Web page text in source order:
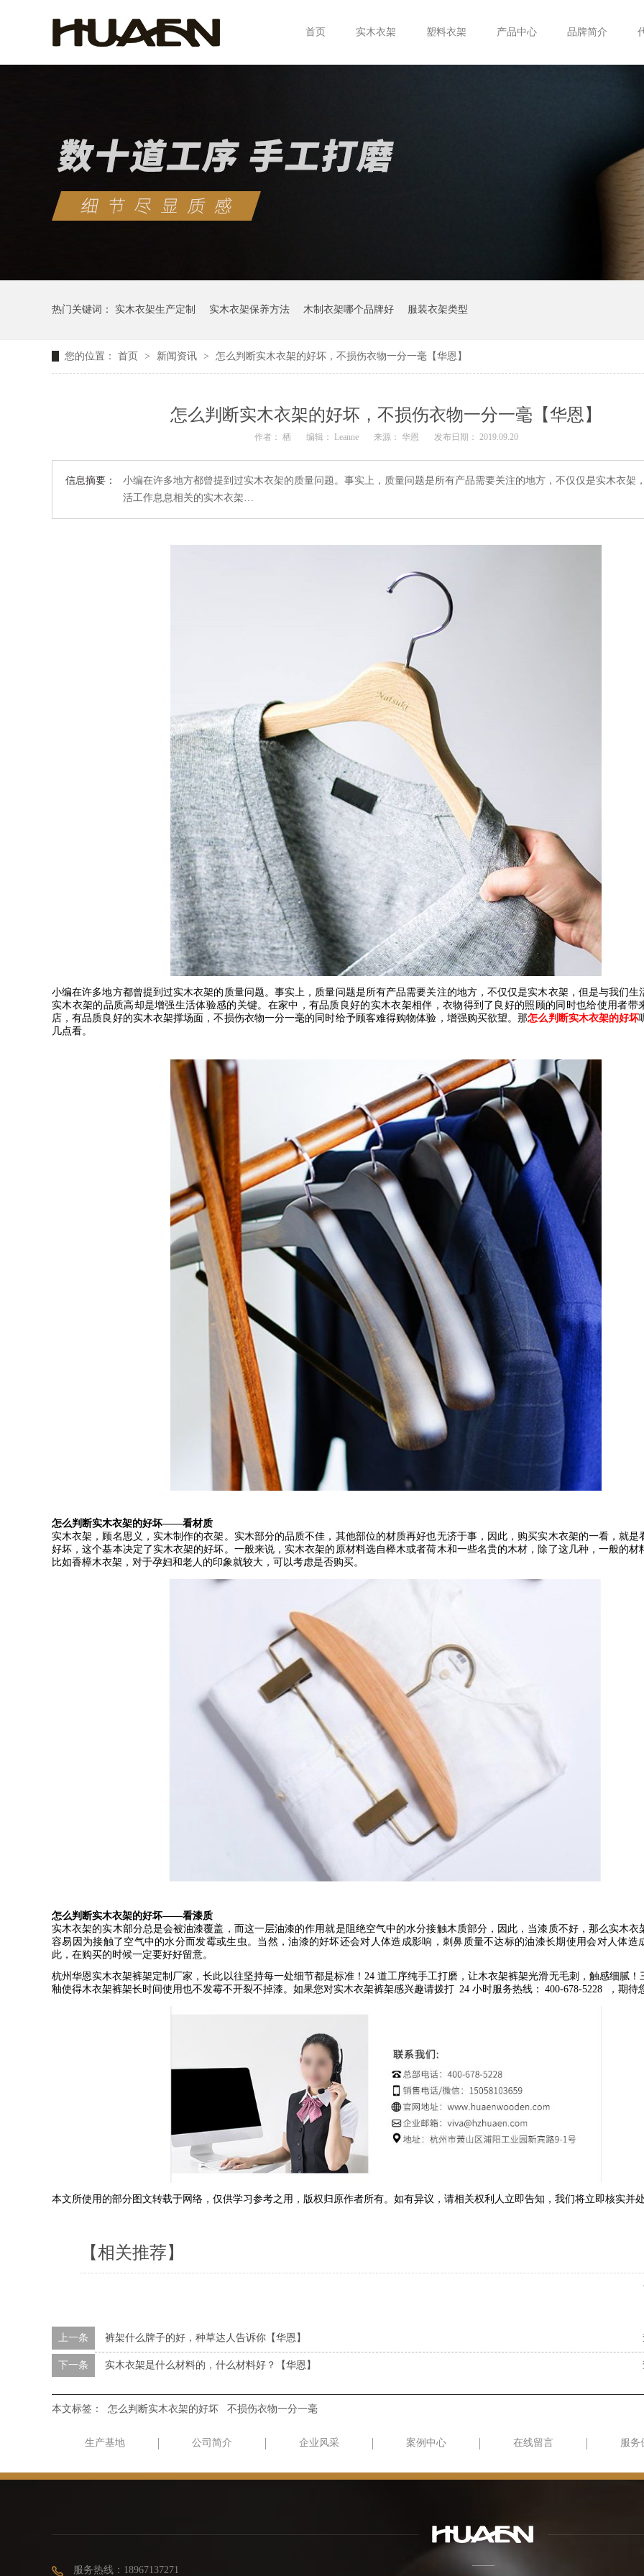
首页 实木衣架 塑料衣架 产品中心 品牌简介
热门关键词： 实木衣架生产定制 实木衣架保养方法 木制衣架哪个品牌好 服装衣架类型
您的位置： 首页 > 新闻资讯 > 怎么判断实木衣架的好坏，不损伤衣物一分一毫【华恩】
怎么判断实木衣架的好坏，不损伤衣物一分一毫【华恩】
作者： 栖 编辑： Leanne 来源： 华恩 发布日期： 2019.09.20
信息摘要：
小编在许多地方都曾提到过实木衣架的质量问题。事实上，质量问题是所有产品需要关注的地方，不仅仅是实木衣架
活工作息息相关的实木衣架…
小编在许多地方都曾提到过实木衣架的质量问题。事实上，质量问题是所有产品需要关注的地方，不仅仅是实木衣架，但是与我们生
实木衣架的品质高却是增强生活体验感的关键。在家中，有品质良好的实木衣架相伴，衣物得到了良好的照顾的同时也给使用者带
店，有品质良好的实木衣架撑场面，不损伤衣物一分一毫的同时给予顾客难得购物体验，增强购买欲望。那怎么判断实木衣架的好坏
几点看。
怎么判断实木衣架的好坏——看材质
实木衣架，顾名思义，实木制作的衣架。实木部分的品质不佳，其他部位的材质再好也无济于事，因此，购买实木衣架的一看，就是
好坏，这个基本决定了实木衣架的好坏。一般来说，实木衣架的原材料选自榉木或者荷木和一些名贵的木材，除了这几种，一般的材
比如香樟木衣架，对于孕妇和老人的印象就较大，可以考虑是否购买。
怎么判断实木衣架的好坏——看漆质
实木衣架的实木部分总是会被油漆覆盖，而这一层油漆的作用就是阻绝空气中的水分接触木质部分，因此，当漆质不好，那么实木衣
容易因为接触了空气中的水分而发霉或生虫。当然，油漆的好坏还会对人体造成影响，刺鼻质量不达标的油漆长期使用会对人体造
此，在购买的时候一定要好好留意。
杭州华恩实木衣架裤架定制厂家，长此以往坚持每一处细节都是标准！ 24 道工序纯手工打磨，让木衣架裤架光滑无毛刺，触感细腻！
釉使得木衣架裤架长时间使用也不发霉不开裂不掉漆。如果您对实木衣架裤架感兴趣请拨打 24 小时服务热线： 400-678-5228 ，期待
本文所使用的部分图文转载于网络，仅供学习参考之用，版权归原作者所有。如有异议，请相关权利人立即告知，我们将立即核实并处
【相关推荐】
上一条 裤架什么牌子的好，种草达人告诉你【华恩】
下一条 实木衣架是什么材料的，什么材料好？【华恩】
本文标签： 怎么判断实木衣架的好坏 不损伤衣物一分一毫
生产基地 公司简介 企业风采 案例中心 在线留言 服务
服务热线：18967137271